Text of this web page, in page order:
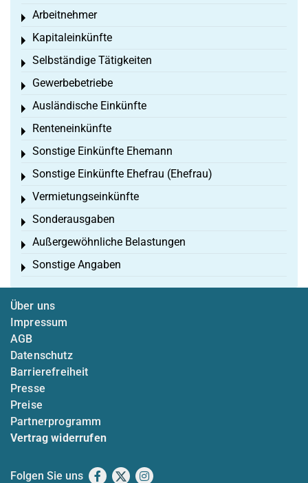
Arbeitnehmer
Toggle menu
Kapitaleinkünfte
Toggle menu
Selbständige Tätigkeiten
Toggle menu
Gewerbebetriebe
Toggle menu
Ausländische Einkünfte
Toggle menu
Renteneinkünfte
Toggle menu
Sonstige Einkünfte Ehemann
Toggle menu
Sonstige Einkünfte Ehefrau (Ehefrau)
Toggle menu
Vermietungseinkünfte
Toggle menu
Sonderausgaben
Toggle menu
Außergewöhnliche Belastungen
Toggle menu
Sonstige Angaben
Toggle menu
Über uns
Impressum
AGB
Datenschutz
Barrierefreiheit
Presse
Preise
Partnerprogramm
Vertrag widerrufen
Folgen Sie uns Facebook
X Instagram